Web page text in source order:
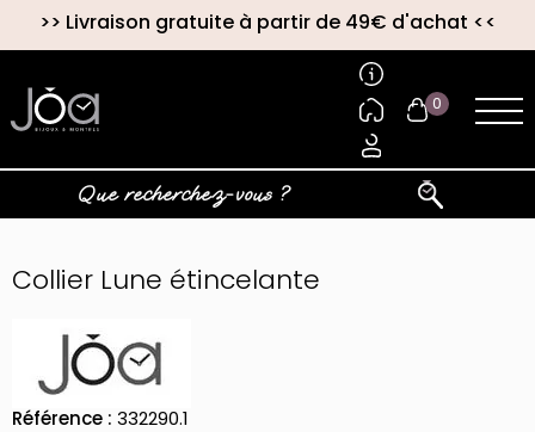
>> Livraison gratuite à partir de 49€ d'achat <<
0
Collier Lune étincelante
Référence : 332290.1